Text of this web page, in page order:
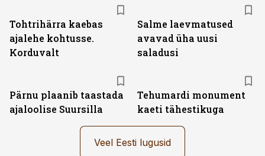
Tohtrihärra kaebas
ajalehe kohtusse.
Korduvalt
Salme laevmatused
avavad üha uusi
saladusi
Pärnu plaanib taastada
ajaloolise Suursilla
Tehumardi monument
kaeti tähestikuga
Veel Eesti lugusid